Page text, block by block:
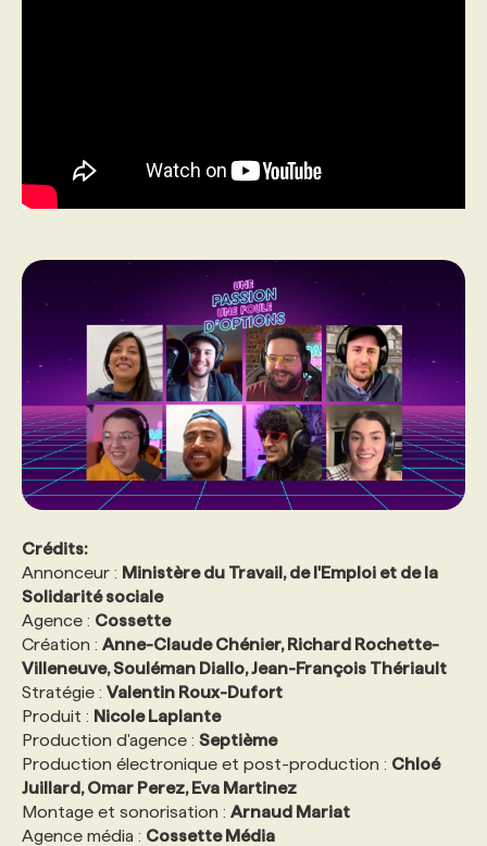
Crédits:
Annonceur : Ministère du Travail, de l'Emploi et de la
Solidarité sociale
Agence : Cossette
Création : Anne-Claude Chénier, Richard Rochette-
Villeneuve, Souléman Diallo, Jean-François Thériault
Stratégie : Valentin Roux-Dufort
Produit : Nicole Laplante
Production d'agence : Septième
Production électronique et post-production : Chloé
Juillard, Omar Perez, Eva Martinez
Montage et sonorisation : Arnaud Mariat
Agence média : Cossette Média